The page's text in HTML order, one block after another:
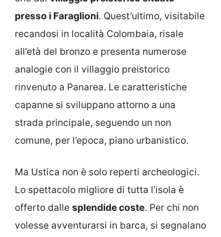
presso i Faraglioni. Quest’ultimo, visitabile
recandosi in località Colombaia, risale
all’età del bronzo e presenta numerose
analogie con il villaggio preistorico
rinvenuto a Panarea. Le caratteristiche
capanne si sviluppano attorno a una
strada principale, seguendo un non
comune, per l’epoca, piano urbanistico.
Ma Ustica non è solo reperti archeologici.
Lo spettacolo migliore di tutta l’isola è
offerto dalle splendide coste. Per chi non
volesse avventurarsi in barca, si segnalano